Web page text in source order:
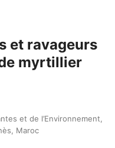
et ravageurs
myrtillier
et de l’Environnement,
Maroc